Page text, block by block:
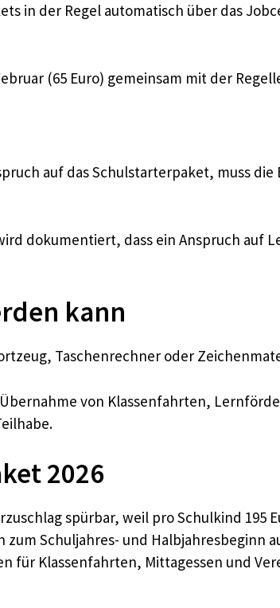
in der Regel automatisch über das
(65 Euro) gemeinsam mit der
auf das Schulstarterpaket, muss die
dokumentiert, dass ein Anspruch auf
kann
Taschenrechner oder
von Klassenfahrten,
2026
spürbar, weil pro Schulkind 195
Schuljahres- und Halbjahresbeginn
für Klassenfahrten, Mittagessen und